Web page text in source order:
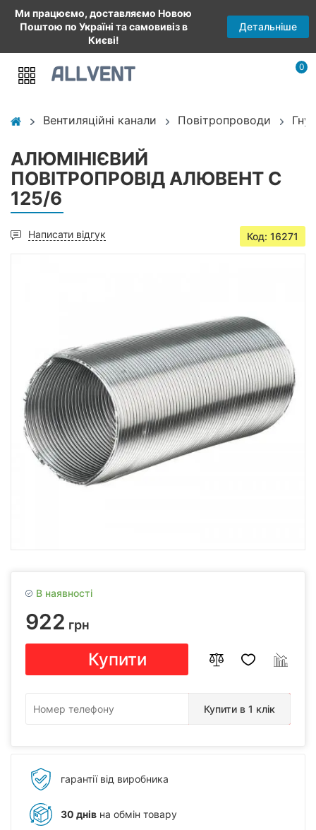
Ми працюємо, доставляємо Новою
Поштою по Україні та самовивіз в
Києві!
Детальніше
0
Вентиляційні канали Повітропроводи
АЛЮМІНІЄВИЙ
ПОВІТРОПРОВІД АЛЮВЕНТ С
125/6
Написати відгук Код: 16271
В наявності
922 грн
Купити
Купити в 1 клік
гарантії від виробника
30 днів на обмін товару